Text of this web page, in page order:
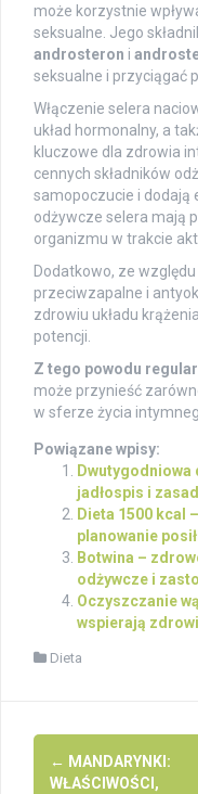
może korzystnie
seksualne. Jego
androsteron i
seksualne i przyciągać
Włączenie selera
układ hormonalny, a
kluczowe dla zdrowia
cennych składników
samopoczucie i dodają
odżywcze selera mają
organizmu w trakcie
Dodatkowo, ze
przeciwzapalne i
zdrowiu układu
potencji.
Z tego powodu
może przynieść
w sferze życia
Powiązane wpisy:
Dwutygodniowa
jadłospis i
Dieta 1500 kcal
planowanie
Botwina –
odżywcze i
Oczyszczanie
wspierają
Dieta
Post
← MANDARYNKI:
WŁAŚCIWOŚCI,